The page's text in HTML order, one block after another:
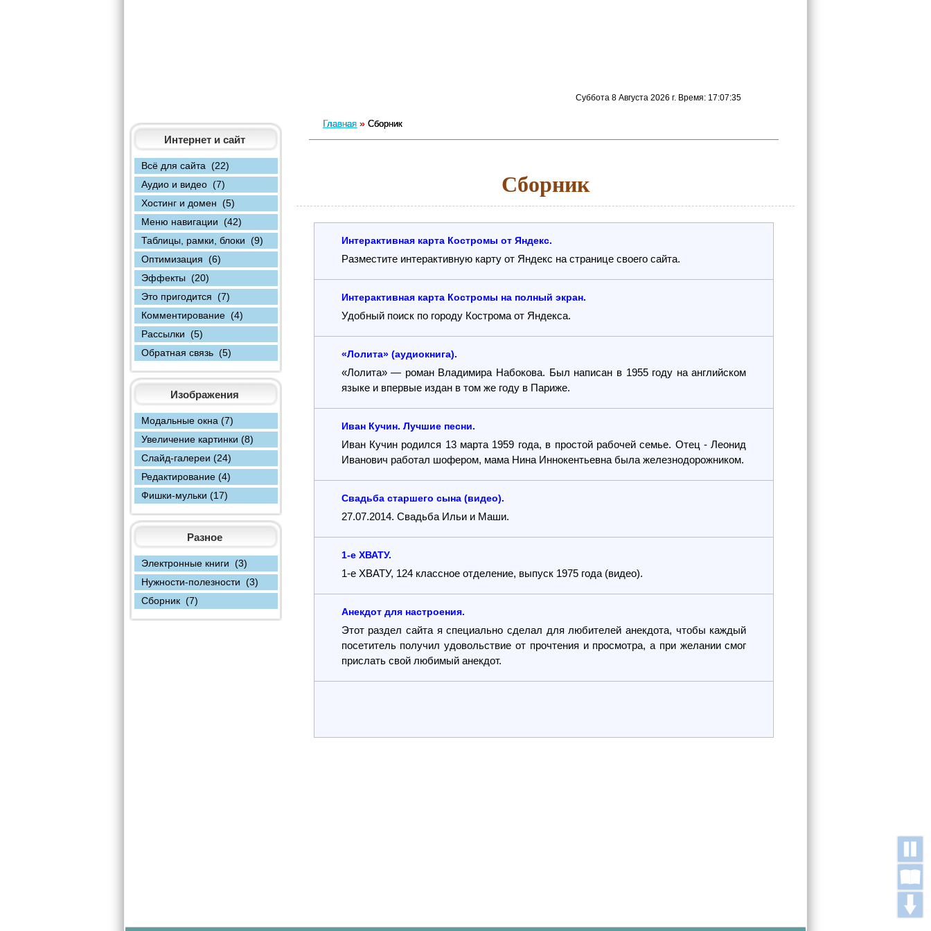
Суббота 8 Августа 2026 г. Время: 17:07:35
Интернет и сайт
Всё для сайта (22)
Аудио и видео (7)
Хостинг и домен (5)
Меню навигации (42)
Таблицы, рамки, блоки (9)
Оптимизация (6)
Эффекты (20)
Это пригодится (7)
Комментирование (4)
Рассылки (5)
Обратная связь (5)
Изображения
Модальные окна (7)
Увеличение картинки (8)
Слайд-галереи (24)
Редактирование (4)
Фишки-мульки (17)
Разное
Электронные книги (3)
Нужности-полезности (3)
Сборник (7)
Главная » Сборник
Сборник
Интерактивная карта Костромы от Яндекс.
Разместите интерактивную карту от Яндекс на странице своего сайта.
Интерактивная карта Костромы на полный экран.
Удобный поиск по городу Кострома от Яндекса.
«Лолита» (аудиокнига).
«Лолита» — роман Владимира Набокова. Был написан в 1955 году на английском
языке и впервые издан в том же году в Париже.
Иван Кучин. Лучшие песни.
Иван Кучин родился 13 марта 1959 года, в простой рабочей семье. Отец - Леонид
Иванович работал шофером, мама Нина Иннокентьевна была железнодорожником.
Свадьба старшего сына (видео).
27.07.2014. Свадьба Ильи и Маши.
1-е ХВАТУ.
1-е ХВАТУ, 124 классное отделение, выпуск 1975 года (видео).
Анекдот для настроения.
Этот раздел сайта я специально сделал для любителей анекдота, чтобы каждый
посетитель получил удовольствие от прочтения и просмотра, а при желании смог
прислать свой любимый анекдот.